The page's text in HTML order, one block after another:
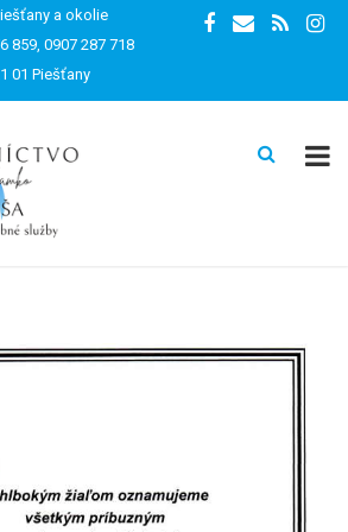
a okolie
859, 0907 287 718
01 Piešťany